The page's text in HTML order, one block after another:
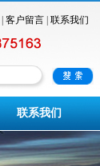
客户留言 联系我们
联系我们